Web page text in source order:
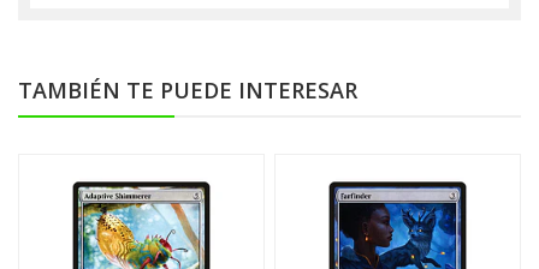
TAMBIÉN TE PUEDE INTERESAR